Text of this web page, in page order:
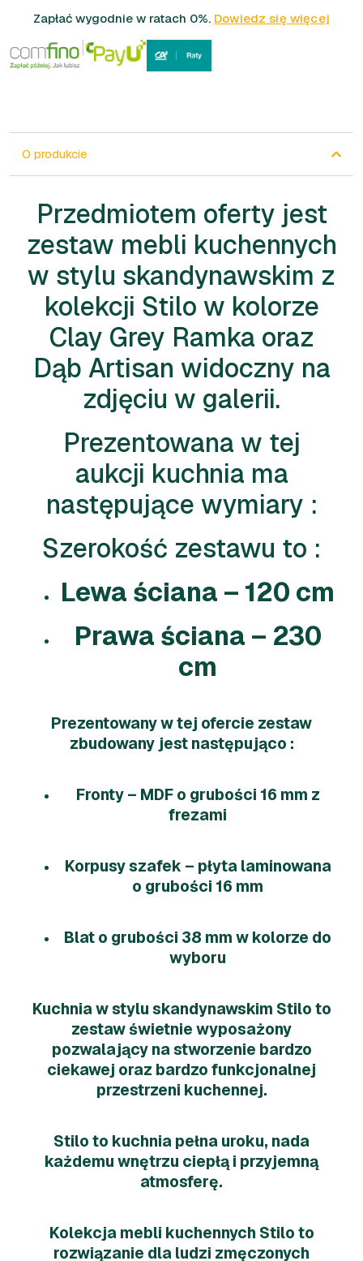
Zapłać wygodnie w ratach 0%. Dowiedz się więcej
O produkcie
Przedmiotem oferty jest
zestaw mebli kuchennych
w stylu skandynawskim z
kolekcji Stilo w kolorze
Clay Grey Ramka oraz
Dąb Artisan widoczny na
zdjęciu w galerii.
Prezentowana w tej
aukcji kuchnia ma
następujące wymiary :
Szerokość zestawu to :
Lewa ściana – 120 cm
Prawa ściana – 230
cm
Prezentowany w tej ofercie zestaw
zbudowany jest następująco :
Fronty – MDF o grubości 16 mm z
frezami
Korpusy szafek – płyta laminowana
o grubości 16 mm
Blat o grubości 38 mm w kolorze do
wyboru
Kuchnia w stylu skandynawskim Stilo to
zestaw świetnie wyposażony
pozwalający na stworzenie bardzo
ciekawej oraz bardzo funkcjonalnej
przestrzeni kuchennej.
Stilo to kuchnia pełna uroku, nada
każdemu wnętrzu ciepłą i przyjemną
atmosferę.
Kolekcja mebli kuchennych Stilo to
rozwiązanie dla ludzi zmęczonych